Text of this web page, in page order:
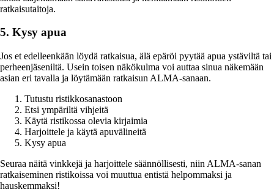
ratkaisutaitoja.
5. Kysy apua
Jos et edelleenkään löydä ratkaisua, älä epäröi pyytää apua ystäviltä tai
perheenjäseniltä. Usein toisen näkökulma voi auttaa sinua näkemään
asian eri tavalla ja löytämään ratkaisun ALMA-sanaan.
Tutustu ristikkosanastoon
Etsi ympäriltä vihjeitä
Käytä ristikossa olevia kirjaimia
Harjoittele ja käytä apuvälineitä
Kysy apua
Seuraa näitä vinkkejä ja harjoittele säännöllisesti, niin ALMA-sanan
ratkaiseminen ristikoissa voi muuttua entistä helpommaksi ja
hauskemmaksi!